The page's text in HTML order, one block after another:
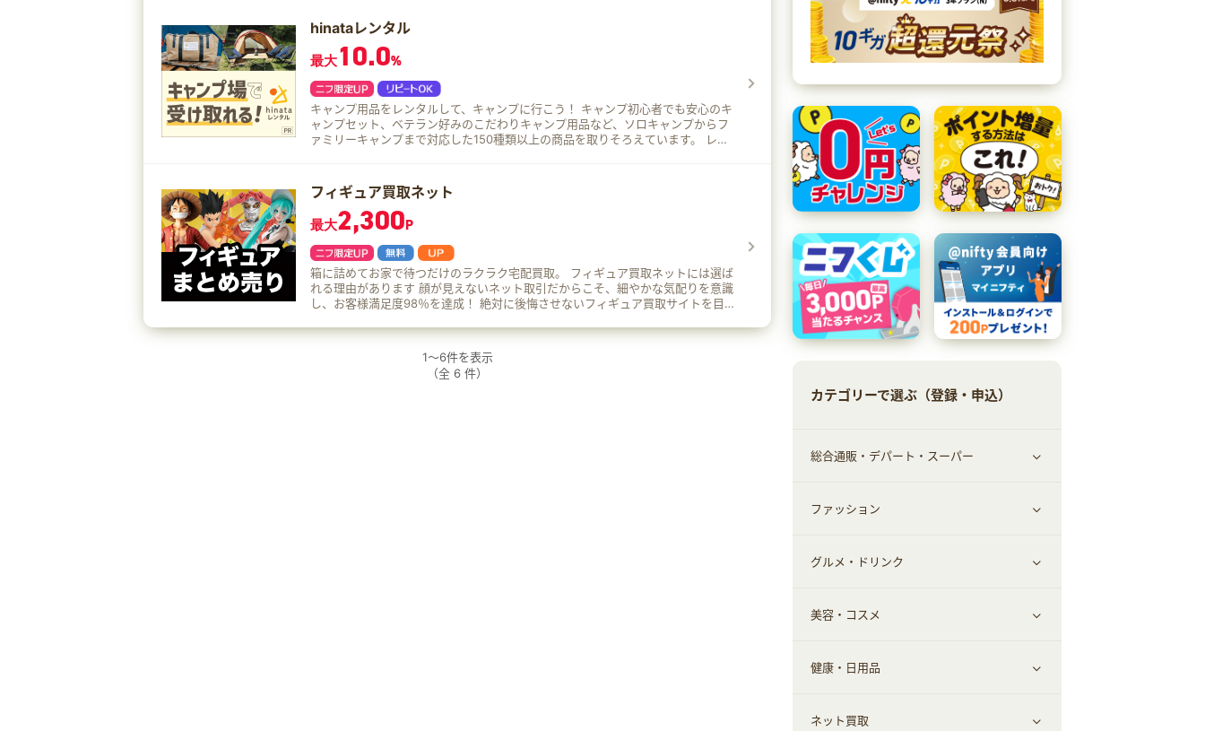
hinataレンタル
最大10.0%
キャンプ用品をレンタルして、キャンプに行こう！ キャンプ初心者でも安心のキ
ャンプセット、ベテラン好みのこだわりキャンプ用品など、ソロキャンプからフ
ァミリーキャンプまで対応した150種類以上の商品を取りそろえています。 レン
フィギュア買取ネット
最大2,300P
箱に詰めてお家で待つだけのラクラク宅配買取。 フィギュア買取ネットには選ば
れる理由があります 顔が見えないネット取引だからこそ、細やかな気配りを意識
し、お客様満足度98％を達成！ 絶対に後悔させないフィギュア買取サイトを目
際の送料・手数料はもちろん、査定に納得いかない場合の返送料金も無料です。
梱包グッズプレゼント 申し込んだけど送る箱が無い！という時も安心。 無料で
ダンボールをプレゼントいたします。 厳格な査定 プレミア物などもきっちり査
定！ 査定のプロがあなたの大切なフィギュアを大切に査定します。 箱なしフィ
1～6件を表示
（全 6 件）
カテゴリーで選ぶ（登録・申込）
総合通販・デパート・スーパー
すべて見る
総合通販
ファッション
すべて見る
ファッション
インナー・下着
スーツ・フォーマル
グルメ・ドリンク
すべて見る
グルメ
お酒
美容・コスメ
すべて見る
ヘアケア
健康・日用品
すべて見る
ネット買取